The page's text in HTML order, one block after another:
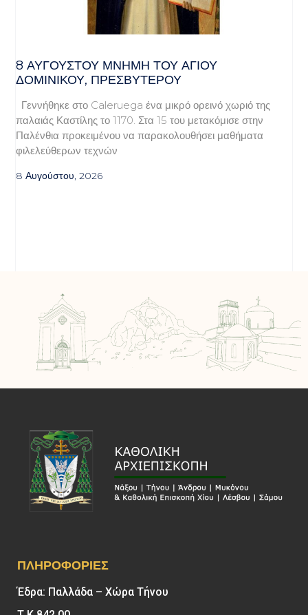
8 ΑΥΓΟΥΣΤΟΥ ΜΝΗΜΗ ΤΟΥ ΑΓΙΟΥ
ΔΟΜΙΝΙΚΟΥ, ΠΡΕΣΒΥΤΕΡΟΥ
Γεννήθηκε στο Caleruega ένα μικρό ορεινό χωριό της
παλαιάς Καστίλης το 1170. Στα 15 του μετακόμισε στην
Παλένθια προκειμένου να παρακολουθήσει μαθήματα
φιλελεύθερων τεχνών
8 Αυγούστου, 2026
ΠΛΗΡΟΦΟΡΊΕΣ
Έδρα: Παλλάδα – Χώρα Τήνου